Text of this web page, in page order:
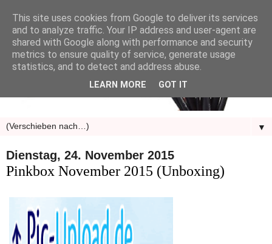
▼
Dienstag, 24. November 2015
Pinkbox November 2015 (Unboxing)
This site uses cookies from Google to deliver its services
and to analyze traffic. Your IP address and user-agent are
shared with Google along with performance and security
metrics to ensure quality of service, generate usage
statistics, and to detect and address abuse.
LEARN MORE GOT IT